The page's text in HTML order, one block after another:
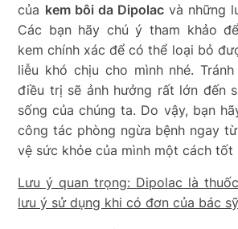
của kem bôi da Dipolacvà những
Các bạn hãy chú ý tham khảo
kem chính xác để có thể loại bỏ
liễu khó chịu cho mình nhé.
điều trị sẽ ảnh hưởng rất lớn đến
sống của chúng ta. Do vậy, bạn
công tác phòng ngừa bệnh ngay
vệ sức khỏe của mình một cách tốt
Lưu ý quan trọng: Dipolac là
lưu ý sử dụng khi có đơn của bác